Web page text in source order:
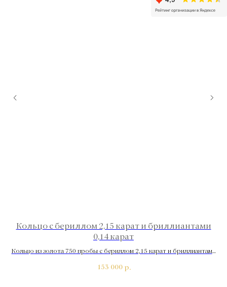
Кольцо с бериллом 2,15 карат и бриллиантами
0,14 карат
Кольцо из золота 750 пробы с бериллом 2,15 карат и бриллиантами
153 000 р.